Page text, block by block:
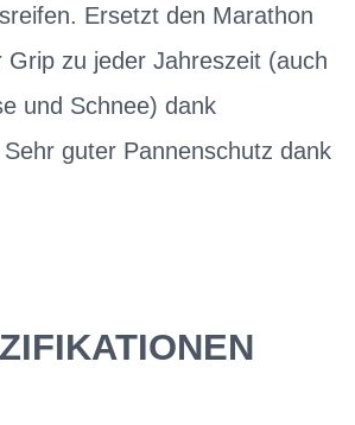
Ersetzt den Marathon
Grip zu jeder Jahreszeit (auch
und Schnee) dank
guter Pannenschutz dank